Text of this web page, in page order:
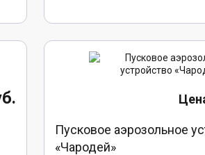
Пусковое аэрозольное
«Чародей»